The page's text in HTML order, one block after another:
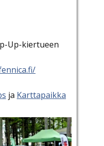
Up-kiertueen
ja Karttapaikka